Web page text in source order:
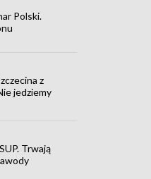
Polski.
z
jedziemy
Trwają